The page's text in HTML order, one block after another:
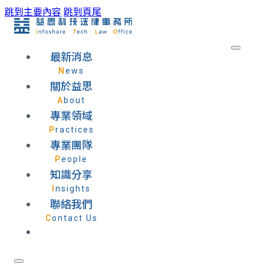
跳到主要內容 跳到頁尾
最新消息
News
關於益思
About
專業領域
Practices
專業團隊
People
知識分享
Insights
聯絡我們
Contact Us